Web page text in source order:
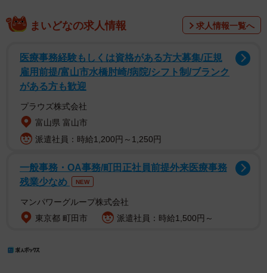
まいどなの求人情報 求人情報一覧へ
医療事務経験もしくは資格がある方大募集/正規
雇用前提/富山市水橋肘崎/病院/シフト制/ブランク
がある方も歓迎
プラウズ株式会社
富山県 富山市
派遣社員：時給1,200円～1,250円
一般事務・OA事務/町田正社員前提外来医療事務
残業少なめ
NEW
マンパワーグループ株式会社
東京都 町田市
派遣社員：時給1,500円～